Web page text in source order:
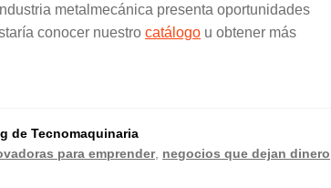
metalmecánica presenta oportunidades
conocer nuestrocatálogo u obtener más
de Tecnomaquinaria
para emprender, negocios que dejan dinero